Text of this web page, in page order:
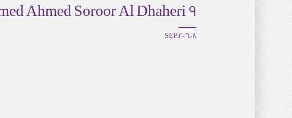
9 Sheikh Mohamed Ahmed Soroor Al Dhaheri
08.SEP.2016